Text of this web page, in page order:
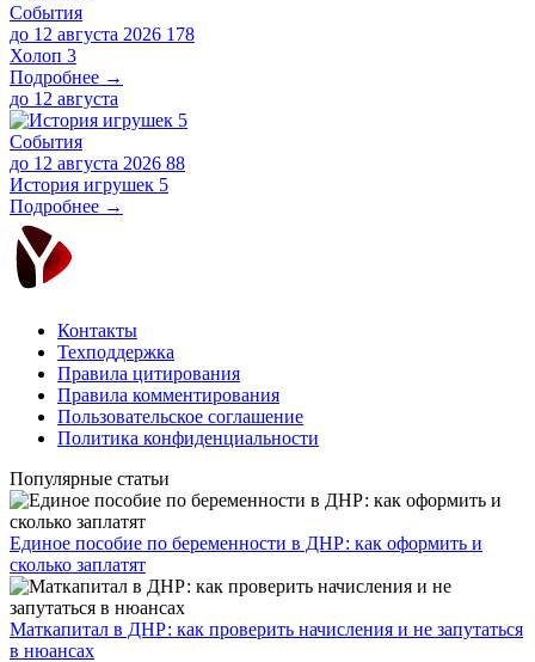
События
до 12 августа 2026 178
Холоп 3
Подробнее →
до 12 августа
События
до 12 августа 2026 88
История игрушек 5
Подробнее →
Контакты
Техподдержка
Правила цитирования
Правила комментирования
Пользовательское соглашение
Политика конфиденциальности
Популярные статьи
Единое пособие по беременности в ДНР: как оформить и
сколько заплатят
​Маткапитал в ДНР: как проверить начисления и не запутаться
в нюансах